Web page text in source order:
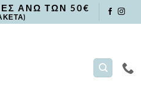
ΑΝΩ ΤΩΝ 50€